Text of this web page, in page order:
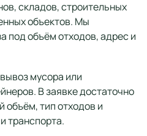
складов, строительных
объектов. Мы
под объём отходов, адрес и
мусора или
В заявке достаточно
объём, тип отходов и
транспорта.